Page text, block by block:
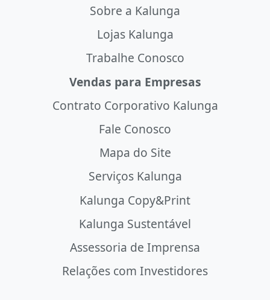
Sobre a Kalunga
Lojas Kalunga
Trabalhe Conosco
Vendas para Empresas
Contrato Corporativo Kalunga
Fale Conosco
Mapa do Site
Serviços Kalunga
Kalunga Copy&Print
Kalunga Sustentável
Assessoria de Imprensa
Relações com Investidores